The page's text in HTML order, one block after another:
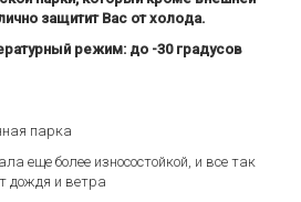
защитит Вас от холода.
режим: до -30 градусов
парка
еще более износостойкой, и все так
дождя и ветра